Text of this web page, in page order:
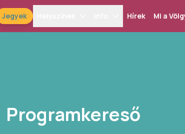
Jegyek Hírek Mi a
Programkereső